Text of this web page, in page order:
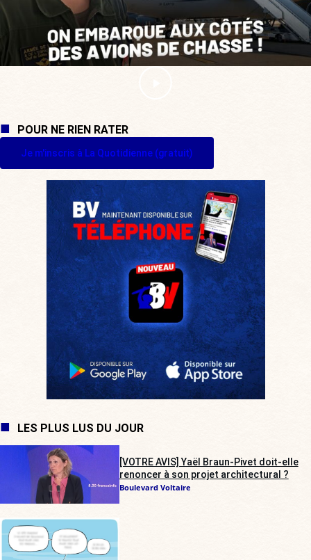
POUR NE RIEN RATER
Je m'inscris à La Quotidienne (gratuit)
LES PLUS LUS DU JOUR
[VOTRE AVIS] Yaël Braun-Pivet doit-elle
renoncer à son projet architectural ?
Boulevard Voltaire